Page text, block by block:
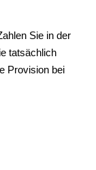
erhalten
Sie bei